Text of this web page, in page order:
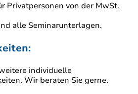
Privatpersonen von der MwSt.
alle Seminarunterlagen.
individuelle
Wir beraten Sie gerne.